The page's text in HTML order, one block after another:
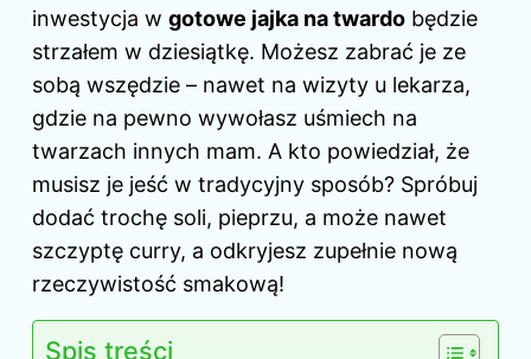
inwestycja w gotowe jajka na twardo będzie
strzałem w dziesiątkę. Możesz zabrać je ze
sobą wszędzie – nawet na wizyty u lekarza,
gdzie na pewno wywołasz uśmiech na
twarzach innych mam. A kto powiedział, że
musisz je jeść w tradycyjny sposób? Spróbuj
dodać trochę soli, pieprzu, a może nawet
szczyptę curry, a odkryjesz zupełnie nową
rzeczywistość smakową!
Spis treści